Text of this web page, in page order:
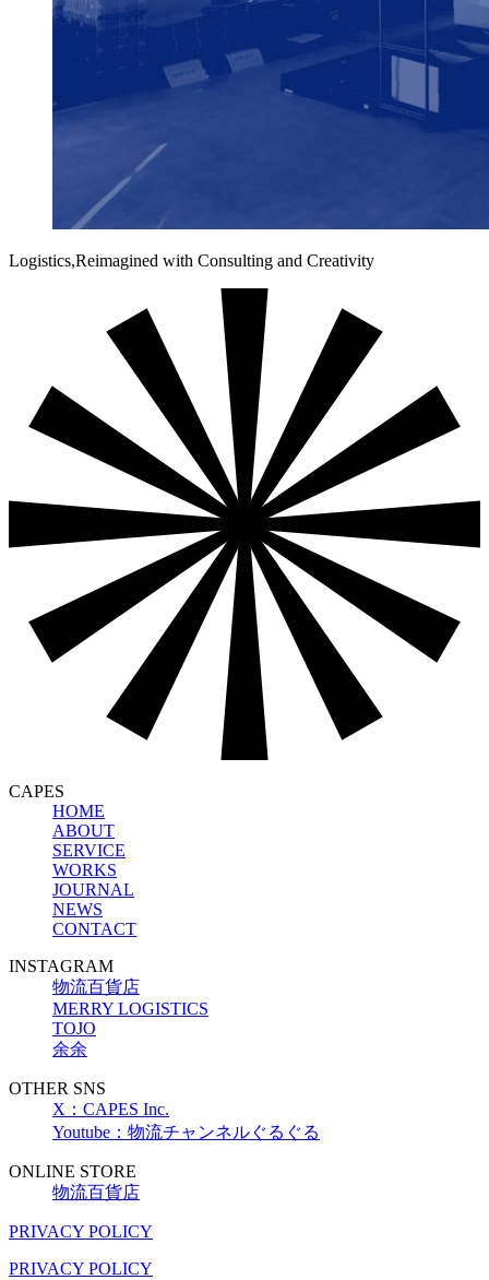
Logistics,Reimagined with Consulting and Creativity
CAPES
HOME
ABOUT
SERVICE
WORKS
JOURNAL
NEWS
CONTACT
INSTAGRAM
物流百貨店
MERRY LOGISTICS
TOJO
余余
OTHER SNS
X：CAPES Inc.
Youtube：物流チャンネルぐるぐる
ONLINE STORE
物流百貨店
PRIVACY POLICY
PRIVACY POLICY